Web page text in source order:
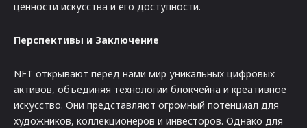
ценности искусства и его доступности.
Перспективы и Заключение
NFT открывают перед нами мир уникальных цифровых
активов, объединяя технологии блокчейна и креативное
искусство. Они представляют огромный потенциал для
художников, коллекционеров и инвесторов. Однако для